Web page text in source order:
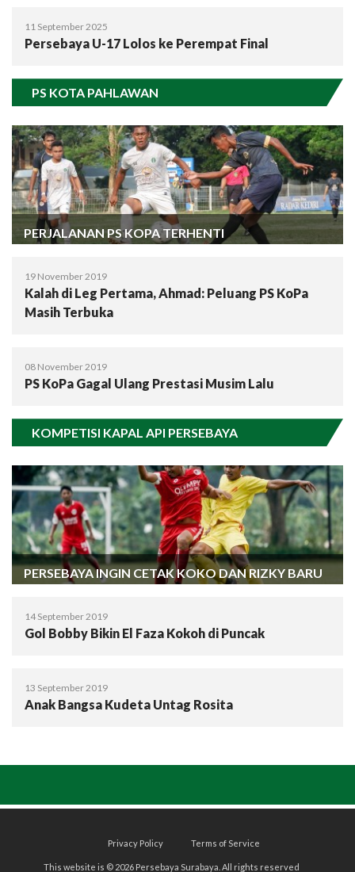
11 September 2025
Persebaya U-17 Lolos ke Perempat Final
PS KOTA PAHLAWAN
PERJALANAN PS KOPA TERHENTI
19 November 2019
Kalah di Leg Pertama, Ahmad: Peluang PS KoPa
Masih Terbuka
08 November 2019
PS KoPa Gagal Ulang Prestasi Musim Lalu
KOMPETISI KAPAL API PERSEBAYA
PERSEBAYA INGIN CETAK KOKO DAN RIZKY BARU
14 September 2019
Gol Bobby Bikin El Faza Kokoh di Puncak
13 September 2019
Anak Bangsa Kudeta Untag Rosita
Privacy Policy Terms of Service
This website is © 2026 Persebaya Surabaya. All rights reserved